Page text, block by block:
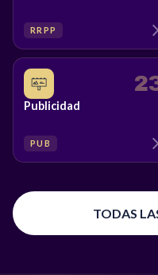
RRPP
Publicidad
PUB
TODAS